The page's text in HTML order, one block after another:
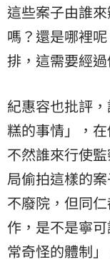
這些案子由誰
嗎？還是哪裡
排，這需要經
紀惠容也批評
糕的事情」，
不然誰來行使
局偷拍這樣的
不廢院，但同
作，是不是寧
常奇怪的體制